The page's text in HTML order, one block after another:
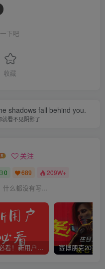
下吧
收藏
shadows fall behind you.
看不见阴影了
关注
0 689 209W+
什么都没有写...
新用户必看！新用户必看！新用户必看！！！